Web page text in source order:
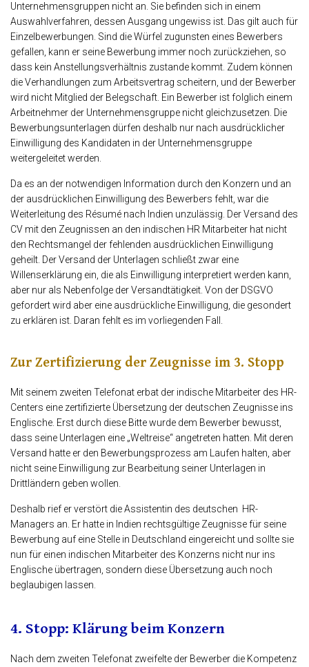
Unternehmensgruppen nicht an. Sie befinden sich in einem
Auswahlverfahren, dessen Ausgang ungewiss ist. Das gilt auch für
Einzelbewerbungen. Sind die Würfel zugunsten eines Bewerbers
gefallen, kann er seine Bewerbung immer noch zurückziehen, so
dass kein Anstellungsverhältnis zustande kommt. Zudem können
die Verhandlungen zum Arbeitsvertrag scheitern, und der Bewerber
wird nicht Mitglied der Belegschaft. Ein Bewerber ist folglich einem
Arbeitnehmer der Unternehmensgruppe nicht gleichzusetzen. Die
Bewerbungsunterlagen dürfen deshalb nur nach ausdrücklicher
Einwilligung des Kandidaten in der Unternehmensgruppe
weitergeleitet werden.
Da es an der notwendigen Information durch den Konzern und an
der ausdrücklichen Einwilligung des Bewerbers fehlt, war die
Weiterleitung des Résumé nach Indien unzulässig. Der Versand des
CV mit den Zeugnissen an den indischen HR Mitarbeiter hat nicht
den Rechtsmangel der fehlenden ausdrücklichen Einwilligung
geheilt. Der Versand der Unterlagen schließt zwar eine
Willenserklärung ein, die als Einwilligung interpretiert werden kann,
aber nur als Nebenfolge der Versandtätigkeit. Von der DSGVO
gefordert wird aber eine ausdrückliche Einwilligung, die gesondert
zu erklären ist. Daran fehlt es im vorliegenden Fall.
Zur Zertifizierung der Zeugnisse im 3. Stopp
Mit seinem zweiten Telefonat erbat der indische Mitarbeiter des HR-
Centers eine zertifizierte Übersetzung der deutschen Zeugnisse ins
Englische. Erst durch diese Bitte wurde dem Bewerber bewusst,
dass seine Unterlagen eine „Weltreise“ angetreten hatten. Mit deren
Versand hatte er den Bewerbungsprozess am Laufen halten, aber
nicht seine Einwilligung zur Bearbeitung seiner Unterlagen in
Drittländern geben wollen.
Deshalb rief er verstört die Assistentin des deutschen HR-
Managers an. Er hatte in Indien rechtsgültige Zeugnisse für seine
Bewerbung auf eine Stelle in Deutschland eingereicht und sollte sie
nun für einen indischen Mitarbeiter des Konzerns nicht nur ins
Englische übertragen, sondern diese Übersetzung auch noch
beglaubigen lassen.
4. Stopp: Klärung beim Konzern
Nach dem zweiten Telefonat zweifelte der Bewerber die Kompetenz